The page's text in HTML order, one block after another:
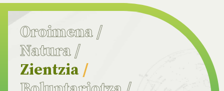
Oroimena /
Natura /
Zientzia /